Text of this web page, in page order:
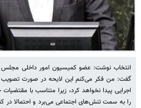
انتخاب نوشت: عضو کمیسیون امور داخلی مجلس
گفت: من فکر می‌کنم این لایحه در صورت تصویب
اجرایی پیدا نخواهد کرد، زیرا متناسب با
را به سمت تنش‌های اجتماعی می‌برد و احتمالا در